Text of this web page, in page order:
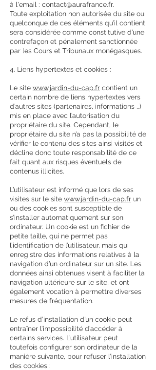
à l'email : contact@aurafrance.fr.
Toute exploitation non autorisée du site ou
quelconque de ces éléments qu’il contient
sera considérée comme constitutive d’une
contrefaçon et pénalement sanctionnée
par les Cours et Tribunaux monégasques.
4. Liens hypertextes et cookies :
Le site www.jardin-du-cap.fr contient un
certain nombre de liens hypertextes vers
d’autres sites (partenaires, informations …)
mis en place avec l’autorisation du
propriétaire du site. Cependant, le
propriétaire du site n’a pas la possibilité de
vérifier le contenu des sites ainsi visités et
décline donc toute responsabilité de ce
fait quant aux risques éventuels de
contenus illicites.
L’utilisateur est informé que lors de ses
visites sur le site www.jardin-du-cap.fr un
ou des cookies sont susceptible de
s’installer automatiquement sur son
ordinateur. Un cookie est un fichier de
petite taille, qui ne permet pas
l’identification de l’utilisateur, mais qui
enregistre des informations relatives à la
navigation d’un ordinateur sur un site. Les
données ainsi obtenues visent à faciliter la
navigation ultérieure sur le site, et ont
également vocation à permettre diverses
mesures de fréquentation.
Le refus d’installation d’un cookie peut
entraîner l’impossibilité d’accéder à
certains services. L’utilisateur peut
toutefois configurer son ordinateur de la
manière suivante, pour refuser l’installation
des cookies :